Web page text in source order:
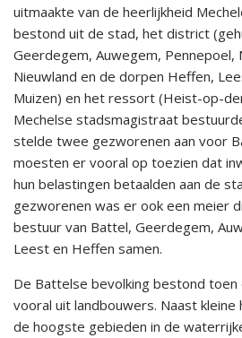
uitmaakte van de heerlijkheid
bestond uit de stad, het district
Geerdegem, Auwegem, Pennepoel,
Nieuwland en de dorpen Heffen,
Muizen) en het ressort (Heist-op-
Mechelse stadsmagistraat
stelde twee gezworenen aan voor
moesten er vooral op toezien dat
hun belastingen betaalden aan de
gezworenen was er ook een meier
bestuur van Battel, Geerdegem,
Leest en Heffen samen.
De Battelse bevolking bestond toen
vooral uit landbouwers. Naast
de hoogste gebieden in de